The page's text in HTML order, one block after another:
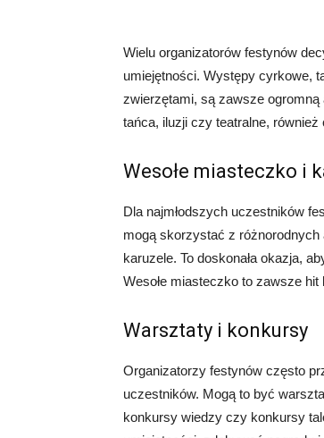
Wielu organizatorów festynów
umiejętności. Występy cyrkowe,
zwierzętami, są zawsze
tańca, iluzji czy teatralne,
Wesołe miasteczko i
Dla najmłodszych uczestników
mogą skorzystać z
karuzele. To doskonała okazja,
Wesołe miasteczko to zawsze hit
Warsztaty i konkursy
Organizatorzy festynów często
uczestników. Mogą to być
konkursy wiedzy czy konkursy